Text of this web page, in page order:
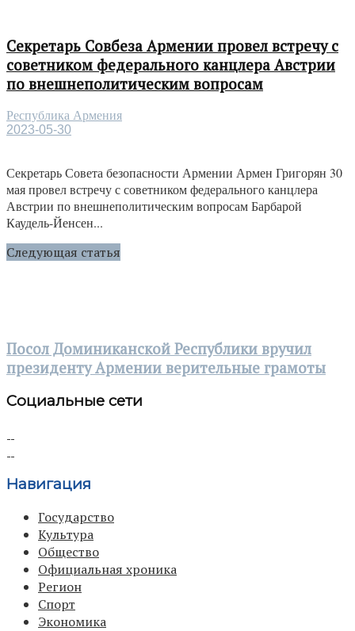
Секретарь Совбеза Армении провел встречу с
советником федерального канцлера Австрии
по внешнеполитическим вопросам
Республика Армения
2023-05-30
Секретарь Совета безопасности Армении Армен Григорян 30
мая провел встречу с советником федерального канцлера
Австрии по внешнеполитическим вопросам Барбарой
Каудель-Йенсен...
Следующая статья
Посол Доминиканской Республики вручил
президенту Армении верительные грамоты
Социальные сети
Навигация
Государство
Культура
Общество
Официальная хроника
Регион
Спорт
Экономика